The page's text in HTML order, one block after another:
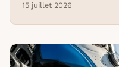
15 juillet 2026